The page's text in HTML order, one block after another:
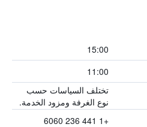
15:00
11:00
تختلف السياسات حسب
نوع الغرفة ومزود الخدمة.
+1 441 236 6060